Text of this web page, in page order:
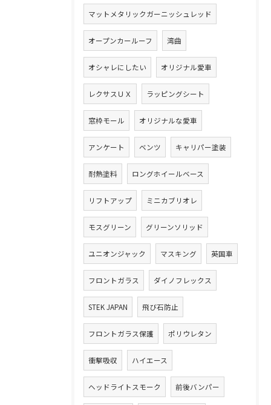
マットメタリックガーニッシュレッド
オープンカールーフ 湾曲
オシャレにしたい オリジナル愛車
レクサスＵＸ ラッピングシート
窓枠モール オリジナルな愛車
アンケート ベンツ キャリパー塗装
耐熱塗料 ロングホイールベース
リフトアップ ミニカブリオレ
モスグリーン グリーンソリッド
ユニオンジャック マスキング 英国車
フロントガラス ダイノフレックス
STEK JAPAN 飛び石防止
フロントガラス保護 ポリウレタン
衝撃吸収 ハイエース
ヘッドライトスモーク 前後バンパー